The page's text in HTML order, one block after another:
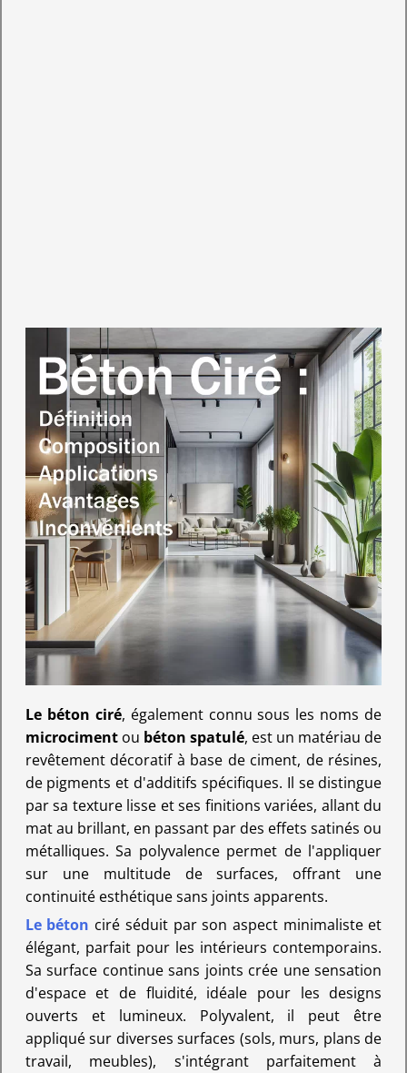
Le béton ciré, également connu sous les noms de
microcimentou béton spatulé, est un matériau de
revêtement décoratif à base de ciment, de résines,
de pigments et d'additifs spécifiques. Il se distingue
par sa texture lisse et ses finitions variées, allant du
mat au brillant, en passant par des effets satinés ou
métalliques. Sa polyvalence permet de l'appliquer
sur une multitude de surfaces, offrant une
continuité esthétique sans joints apparents.
Le béton ciré séduit par son aspect minimaliste et
élégant, parfait pour les intérieurs contemporains.
Sa surface continue sans joints crée une sensation
d'espace et de fluidité, idéale pour les designs
ouverts et lumineux. Polyvalent, il peut être
appliqué sur diverses surfaces (sols, murs, plans de
travail, meubles), s'intégrant parfaitement à